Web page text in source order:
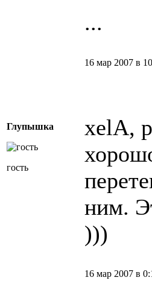
...
Глупышка
гость
16 мар 2007 в
хelA,
ним.
)))
16 мар 2007 в